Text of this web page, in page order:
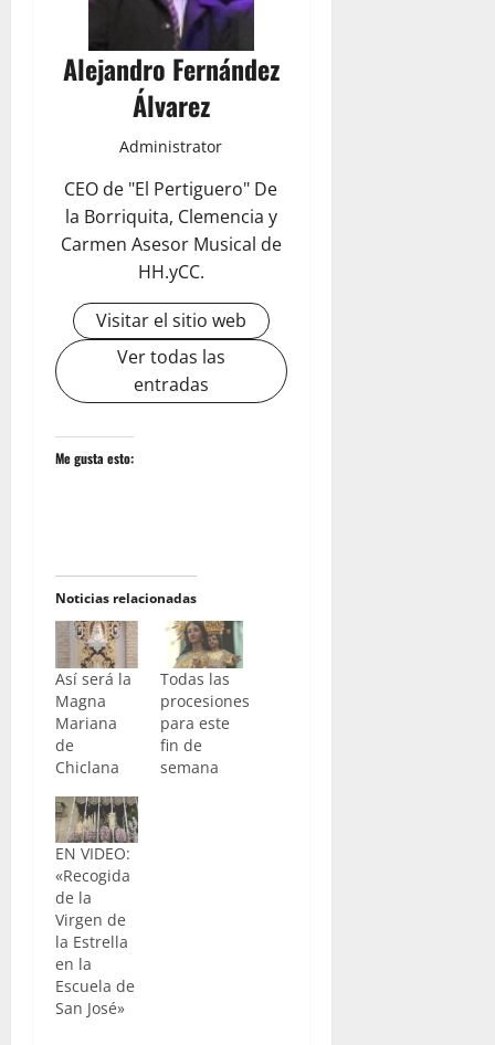
Alejandro Fernández
Álvarez
Administrator
CEO de "El Pertiguero" De
la Borriquita, Clemencia y
Carmen Asesor Musical de
HH.yCC.
Visitar el sitio web
Ver todas las
entradas
Me gusta esto:
Noticias relacionadas
Así será la
Magna
Mariana
de
Chiclana
Todas las
procesiones
para este
fin de
semana
EN VIDEO:
«Recogida
de la
Virgen de
la Estrella
en la
Escuela de
San José»